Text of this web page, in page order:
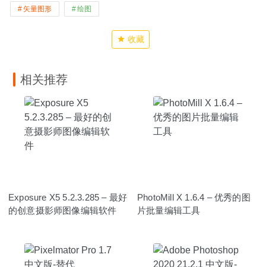
矢量图形 绘图
收藏
相关推荐
Exposure X5 5.2.3.285 – 最好
的创意摄影师图像编辑软件
PhotoMill X 1.6.4 – 优秀的图
片批量编辑工具